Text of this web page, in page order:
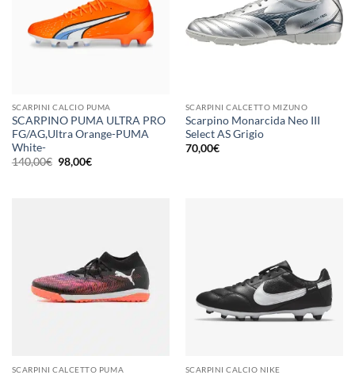
SCARPINI CALCIO PUMA
SCARPINO PUMA ULTRA PRO
FG/AG,Ultra Orange-PUMA
White-
140,00€ Il
prezzo
98,00€Il
SCARPINI CALCETTO MIZUNO
Scarpino Monarcida Neo III
Select AS Grigio
70,00€
SCARPINI CALCETTO PUMA SCARPINI CALCIO NIKE